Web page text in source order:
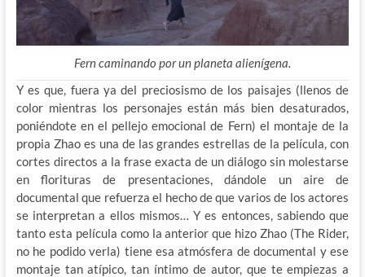
Fern caminando por un planeta alienígena.
Y es que, fuera ya del preciosismo de los paisajes (llenos de
color mientras los personajes están más bien desaturados,
poniéndote en el pellejo emocional de Fern) el montaje de la
propia Zhao es una de las grandes estrellas de la película, con
cortes directos a la frase exacta de un diálogo sin molestarse
en florituras de presentaciones, dándole un aire de
documental que refuerza el hecho de que varios de los actores
se interpretan a ellos mismos… Y es entonces, sabiendo que
tanto esta película como la anterior que hizo Zhao (The Rider,
no he podido verla) tiene esa atmósfera de documental y ese
montaje tan atípico, tan íntimo de autor, que te empiezas a